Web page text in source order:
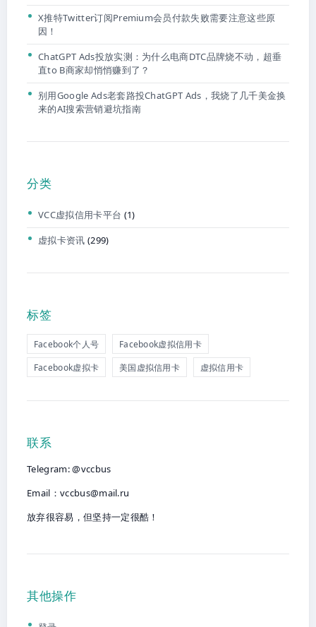
X推特Twitter订阅Premium会员付款失败需要注意这些原
因！
ChatGPT Ads投放实测：为什么电商DTC品牌烧不动，超垂
直to B商家却悄悄赚到了？
别用Google Ads老套路投ChatGPT Ads，我烧了几千美金换
来的AI搜索营销避坑指南
分类
VCC虚拟信用卡平台 (1)
虚拟卡资讯 (299)
标签
Facebook个人号
Facebook虚拟信用卡
Facebook虚拟卡
美国虚拟信用卡 虚拟信用卡
联系
Telegram: @vccbus
Email： vccbus@mail.ru
放弃很容易，但坚持一定很酷！
其他操作